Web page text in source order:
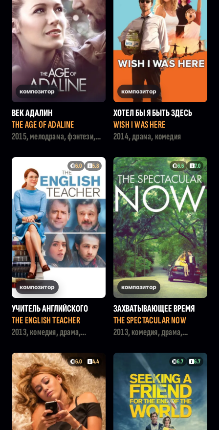
композитор
ВЕК АДАЛИН
THE AGE OF ADALINE
2015, мелодрама, фэнтези,
композитор
ХОТЕЛ БЫ Я БЫТЬ ЗДЕСЬ
WISH I WAS HERE
2014, драма, комедия
6.0 5.8
композитор
УЧИТЕЛЬ АНГЛИЙСКОГО
THE ENGLISH TEACHER
2013, комедия, драма,
6.6 7.0
композитор
ЗАХВАТЫВАЮЩЕЕ ВРЕМЯ
THE SPECTACULAR NOW
2013, комедия, драма,
6.0 4.4 6.7 6.7